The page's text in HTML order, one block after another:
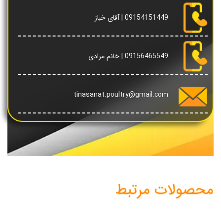
09154151449 | آقای خباز
09156465549 | خانم مرادی
tinasanat.poultry@gmail.com
محصولات مرتبط